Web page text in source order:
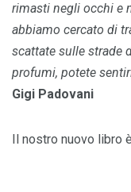
rimasti negli occhi e
abbiamo cercato di
scattate sulle strade
profumi, potete
Gigi Padovani
Il nostro nuovo libro